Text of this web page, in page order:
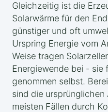
Gleichzeitig ist die
Solarwärme für den
günstiger und oft
Urspring Energie vom
Weise tragen
Energiewende bei - sie
genommen selbst.
sind die
meisten Fällen durch